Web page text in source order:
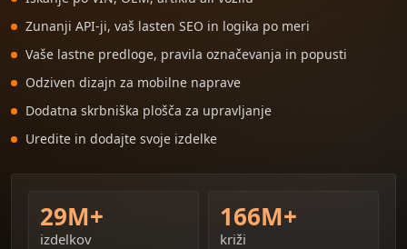
Zunanji API-ji, vaš lasten SEO in logika po meri
Vaše lastne predloge, pravila označevanja in popusti
Odziven dizajn za mobilne naprave
Dodatna skrbniška plošča za upravljanje
Uredite in dodajte svoje izdelke
29M+
izdelkov
166M+
križi